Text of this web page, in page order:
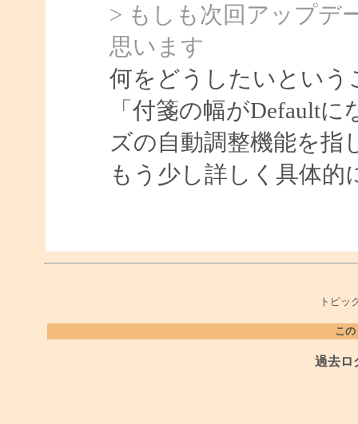
> もしも次回アップ
思います
何をどうしたいという
「付箋の幅がDefault
ズの自動調整機能を指
もう少し詳しく具体的
トピッ
こ
過去ロ